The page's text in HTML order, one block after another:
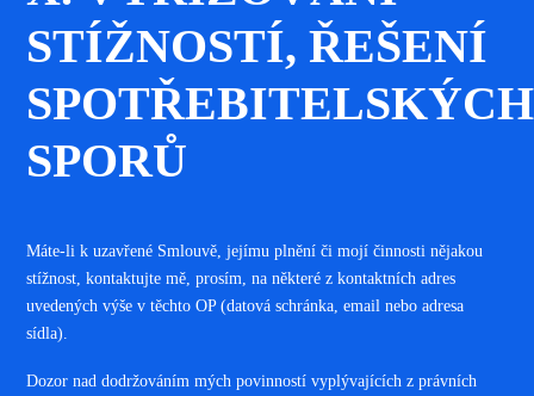
STÍŽNOSTÍ, ŘEŠENÍ
SPOTŘEBITELSKÝCH
SPORŮ
Máte-li k uzavřené Smlouvě, jejímu plnění či mojí činnosti nějakou
stížnost, kontaktujte mě, prosím, na některé z kontaktních adres
uvedených výše v těchto OP (datová schránka, email nebo adresa
sídla).
Dozor nad dodržováním mých povinností vyplývajících z právních